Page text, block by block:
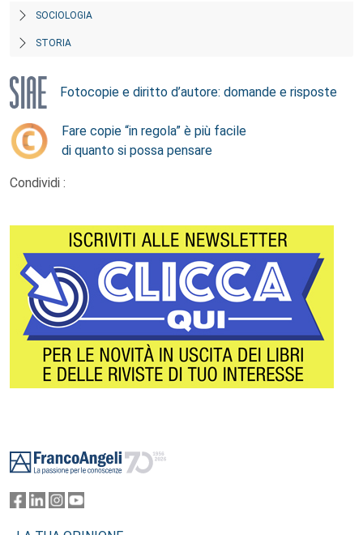
SOCIOLOGIA
STORIA
Fotocopie e diritto d’autore: domande e risposte
Fare copie “in regola” è più facile
di quanto si possa pensare
Condividi :